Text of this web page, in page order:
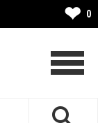
❤ 0